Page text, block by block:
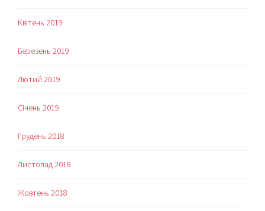
Квітень 2019
Березень 2019
Лютий 2019
Січень 2019
Грудень 2018
Листопад 2018
Жовтень 2018